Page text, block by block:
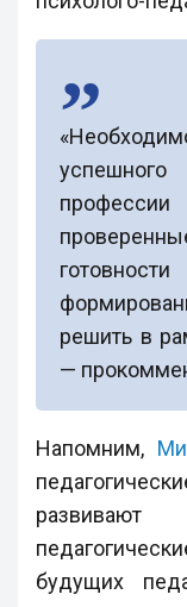
профессии
решить в
—
Напомним,
развивают
будущих